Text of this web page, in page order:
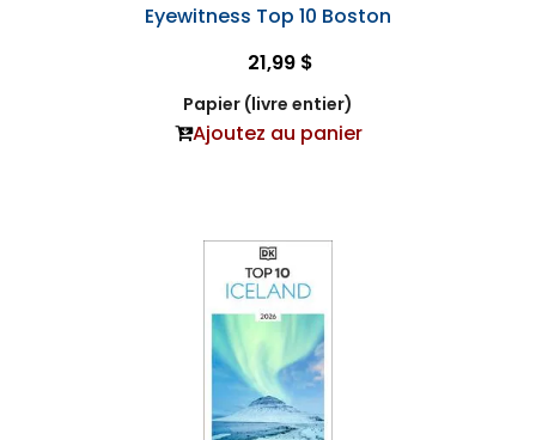
Eyewitness Top 10 Boston
21,99 $
Papier (livre entier)
Ajoutez au panier